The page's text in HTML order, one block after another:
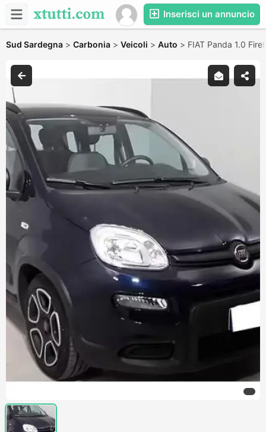
Inserisci un annuncio
Sud Sardegna > Carbonia > Veicoli > Auto > FIAT Panda 1.0